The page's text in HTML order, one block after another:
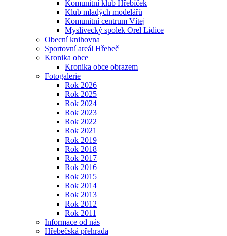
Komunitní klub Hřebíček
Klub mladých modelářů
Komunitní centrum Vítej
Myslivecký spolek Orel Lidice
Obecní knihovna
Sportovní areál Hřebeč
Kronika obce
Kronika obce obrazem
Fotogalerie
Rok 2026
Rok 2025
Rok 2024
Rok 2023
Rok 2022
Rok 2021
Rok 2019
Rok 2018
Rok 2017
Rok 2016
Rok 2015
Rok 2014
Rok 2013
Rok 2012
Rok 2011
Informace od nás
Hřebečská přehrada